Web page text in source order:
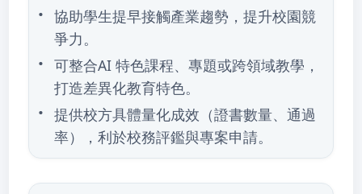
協助學生提早接觸產業趨勢，提升校園競
爭力。
可整合AI 特色課程、專題或跨領域教學，
打造差異化教育特色。
提供校方具體量化成效（證書數量、通過
率），利於校務評鑑與專案申請。